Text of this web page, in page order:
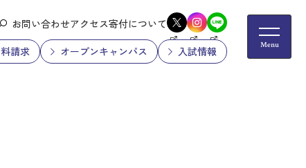
お問い合わせアクセス寄付について
請求 オープンキャンパス 入試情報